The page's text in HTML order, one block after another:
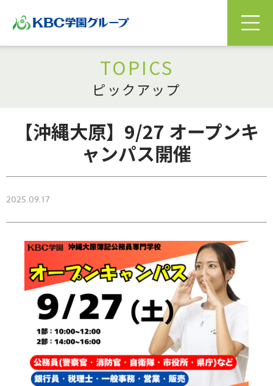
TOPICS
ピックアップ
【沖縄大原】9/27 オープンキ
ャンパス開催
2025.09.17